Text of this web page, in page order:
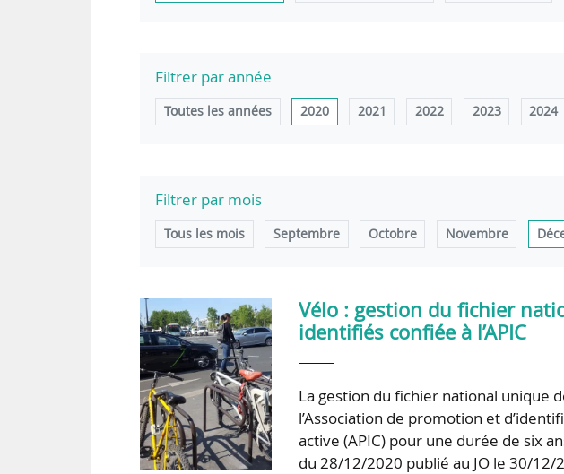
Filtrer par année
Toutes les années 2020 2021 2022 2023 2024
Filtrer par mois
Tous les mois Septembre Octobre Novembre
Vélo : gestion du fichier
identifiés confiée à l’APIC
La gestion du fichier national unique
l’Association de promotion et
active (APIC) pour une durée de six
du 28/12/2020 publié au JO le 30/12/